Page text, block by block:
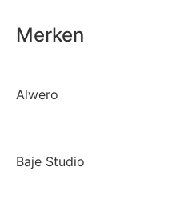
Merken
Alwero
Baje Studio